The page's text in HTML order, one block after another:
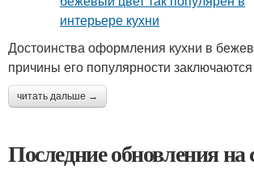
Достоинства оформления кухни в
причины его популярности
читать дальше →
Последние обновления на